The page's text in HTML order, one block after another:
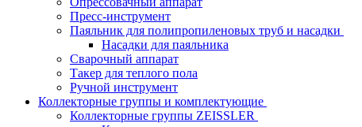
Пресс-инструмент
Паяльник для полипропиленовых труб и насадки
Насадки для паяльника
Сварочный аппарат
Такер для теплого пола
Ручной инструмент
Коллекторные группы и комплектующие
Коллекторные группы ZEISSLER